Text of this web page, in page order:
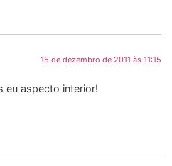
15 de dezembro de 2011 às 11:15
eu aspecto interior!